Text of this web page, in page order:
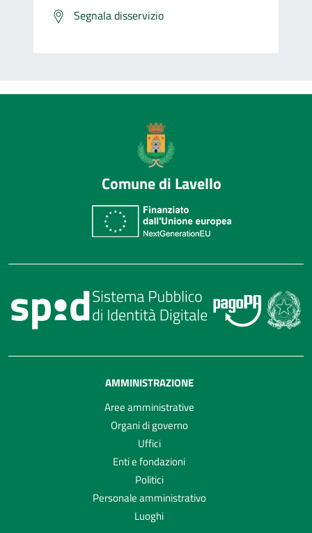
Segnala disservizio
Comune di Lavello
AMMINISTRAZIONE
Aree amministrative
Organi di governo
Uffici
Enti e fondazioni
Politici
Personale amministrativo
Luoghi